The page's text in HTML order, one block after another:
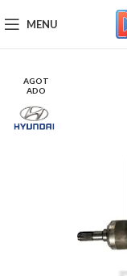
MENU
AGOT
ADO